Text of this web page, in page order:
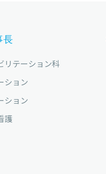
長
テーション科
ション
ション
護